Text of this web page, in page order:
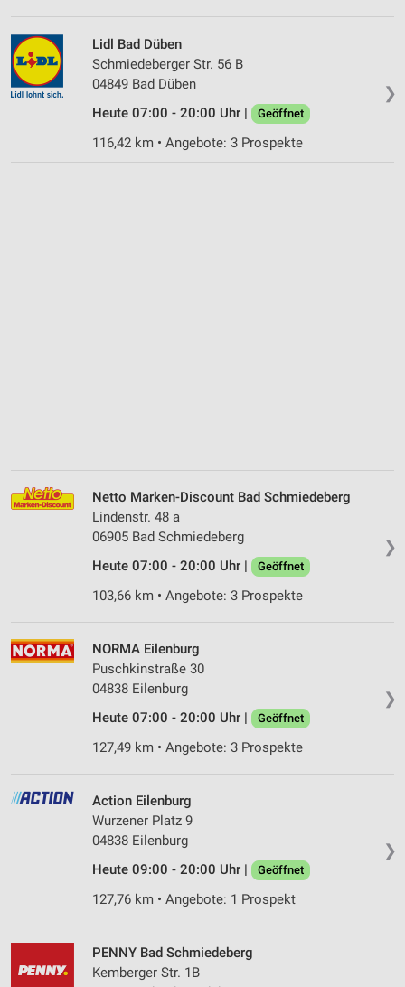
❯
Lidl Bad Düben
Schmiedeberger Str. 56 B
04849 Bad Düben
Heute 07:00 - 20:00 Uhr |
Geöffnet
116,42 km • Angebote: 3 Prospekte
❯
Netto Marken-Discount Bad Schmiedeberg
Lindenstr. 48 a
06905 Bad Schmiedeberg
Heute 07:00 - 20:00 Uhr |
Geöffnet
103,66 km • Angebote: 3 Prospekte
❯
NORMA Eilenburg
Puschkinstraße 30
04838 Eilenburg
Heute 07:00 - 20:00 Uhr |
Geöffnet
127,49 km • Angebote: 3 Prospekte
❯
Action Eilenburg
Wurzener Platz 9
04838 Eilenburg
Heute 09:00 - 20:00 Uhr |
Geöffnet
127,76 km • Angebote: 1 Prospekt
PENNY Bad Schmiedeberg
Kemberger Str. 1B